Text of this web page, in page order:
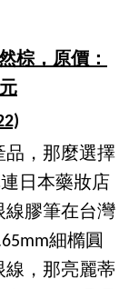
棕，原價：
品，那麼選擇
日本藥妝店
線膠筆在台灣
細橢圓
線，那亮麗蒂